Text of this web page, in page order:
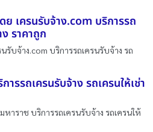
ย เครนรับจ้าง.com บริการรถ
ราคาถูก
รับจ้าง.com บริการรถเครนรับจ้าง รถ
ารรถเครนรับจ้าง รถเครนให้เช่า
หาราช บริการรถเครนรับจ้าง รถเครนให้